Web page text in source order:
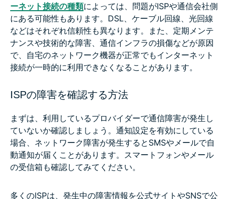
ーネット接続の種類によっては、問題がISPや通信会社側
にある可能性もあります。DSL、ケーブル回線、光回線
などはそれぞれ信頼性も異なります。また、定期メンテ
ナンスや技術的な障害、通信インフラの損傷などが原因
で、自宅のネットワーク機器が正常でもインターネット
接続が一時的に利用できなくなることがあります。
ISPの障害を確認する方法
まずは、利用しているプロバイダーで通信障害が発生し
ていないか確認しましょう。通知設定を有効にしている
場合、ネットワーク障害が発生するとSMSやメールで自
動通知が届くことがあります。スマートフォンやメール
の受信箱も確認してみてください。
多くのISPは、発生中の障害情報を公式サイトやSNSで公